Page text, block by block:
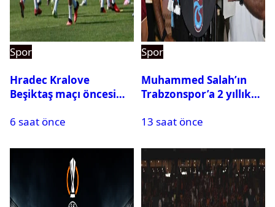
Spor
Hradec Kralove
Beşiktaş maçı öncesi
Siyah-Beyazlıların 11’i
6 saat önce
Spor
Muhammed Salah’ın
Trabzonspor’a 2 yıllık
13 saat önce